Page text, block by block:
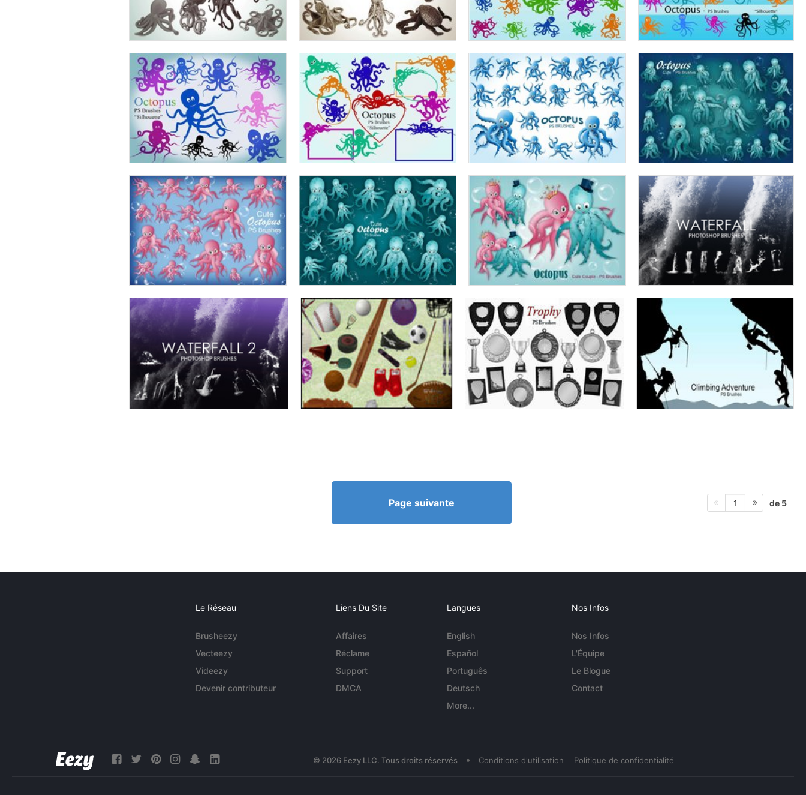
Page suivante 1 de 5
Le Réseau
Brusheezy
Vecteezy
Videezy
Devenir contributeur
Liens Du Site
Affaires
Réclame
Support
DMCA
Langues
English
Español
Português
Deutsch
More...
Nos Infos
Nos Infos
L'Équipe
Le Blogue
Contact
© 2026 Eezy LLC. Tous droits réservés • Conditions d'utilisation Politique de confidentialité